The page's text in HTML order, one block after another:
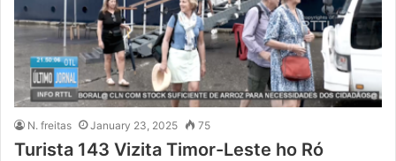
N. freitas January 23, 2025 75
Turista 143 Vizita Timor-Leste ho Ró